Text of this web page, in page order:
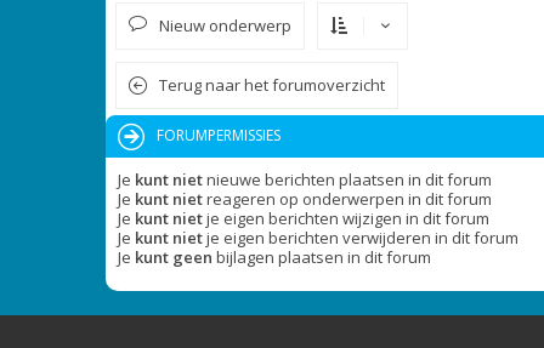
Nieuw onderwerp
Terug naar het forumoverzicht
FORUMPERMISSIES
Je kunt nietnieuwe berichten plaatsen in dit forum
Je kunt nietreageren op onderwerpen in dit forum
Je kunt nietje eigen berichten wijzigen in dit forum
Je kunt nietje eigen berichten verwijderen in dit forum
Je kunt geen bijlagen plaatsen in dit forum